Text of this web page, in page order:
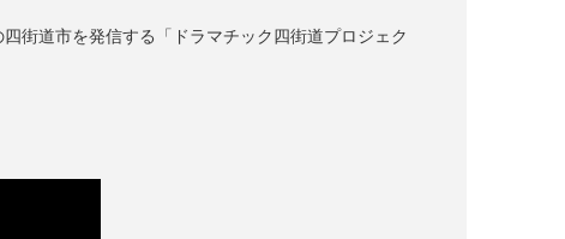
街道市を発信する「ドラマチック四街道プロジェク